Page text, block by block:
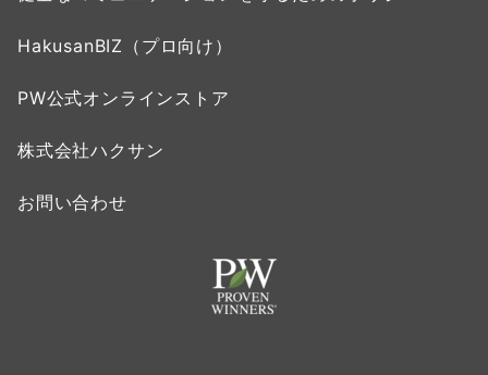
HakusanBIZ（プロ向け）
PW公式オンラインストア
株式会社ハクサン
お問い合わせ